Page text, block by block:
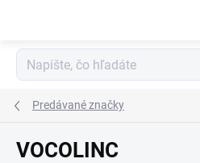
Predávané značky
VOCOLINC